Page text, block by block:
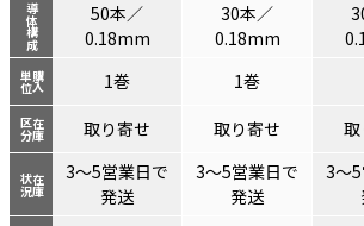
導体構成
購入
単位
在庫
区分
在庫
状況
50本／
0.18mm
30本／
0.18mm
1巻
1巻
取り寄せ
取り寄せ
3～5営業日で
発送
3～5営業日で
発送
3～